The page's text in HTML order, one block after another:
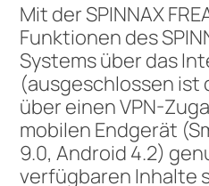
Mit der SPINNAX
Funktionen des
Systems über das
(ausgeschlossen ist
über einen VPN-
mobilen Endgerät
9.0, Android 4.2)
verfügbaren Inhalte